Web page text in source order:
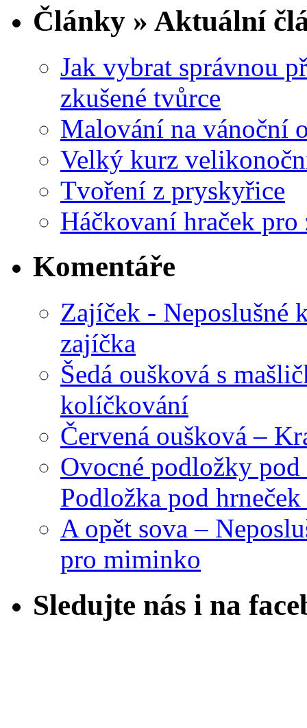
Články » Aktuální
Jak vybrat správnou
zkušené tvůrce
Malování na vánoční
Velký kurz
Tvoření z pryskyřice
Háčkovaní hraček pro
Komentáře
Zajíček - Neposlušné
zajíčka
Šedá oušková s
kolíčkování
Červená oušková –
Ovocné podložky
Podložka pod
A opět sova –
pro miminko
Sledujte nás i na